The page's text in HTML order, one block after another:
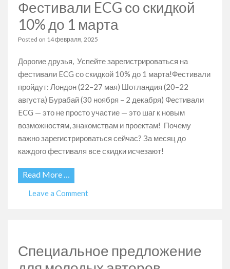
встречаемся
2026
году!
Фестивали ECG со скидкой
10% до 1 марта
Posted on 14 февраля, 2025
Дорогие друзья, Успейте зарегистрироваться на
фестивали ECG со скидкой 10% до 1 марта!Фестивали
пройдут: Лондон (22–27 мая) Шотландия (20–22
августа) Бурабай (30 ноября – 2 декабря) Фестивали
ECG — это не просто участие — это шаг к новым
возможностям, знакомствам и проектам! Почему
важно зарегистрироваться сейчас? За месяц до
каждого фестиваля все скидки исчезают!
Read More …
Leave a Commenton
10% до
Специальное предложение